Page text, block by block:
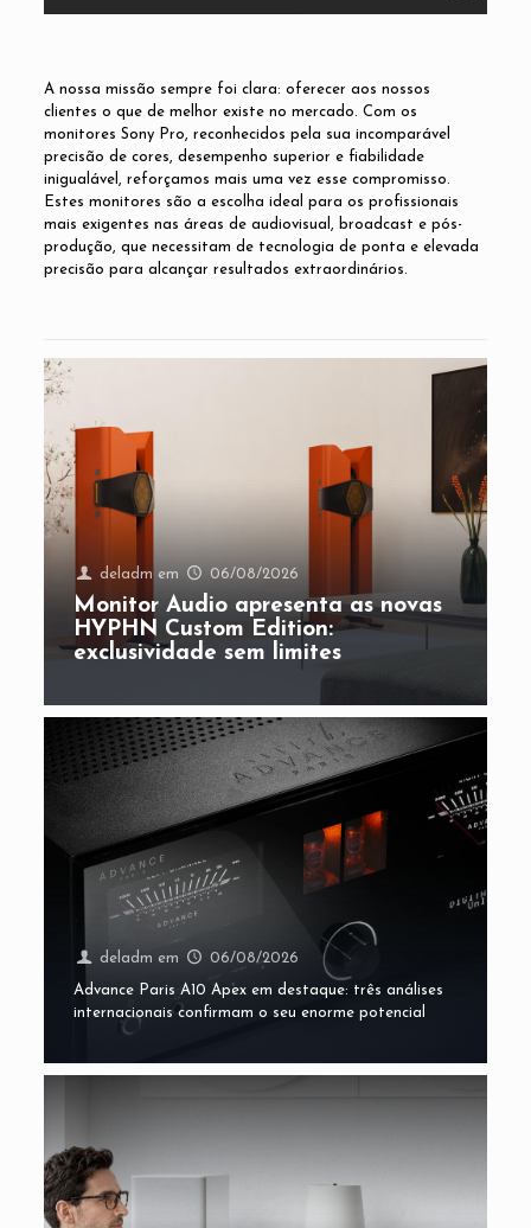
A nossa missão sempre foi clara: oferecer aos nossos
clientes o que de melhor existe no mercado. Com os
monitores Sony Pro, reconhecidos pela sua incomparável
precisão de cores, desempenho superior e fiabilidade
inigualável, reforçamos mais uma vez esse compromisso.
Estes monitores são a escolha ideal para os profissionais
mais exigentes nas áreas de audiovisual, broadcast e pós-
produção, que necessitam de tecnologia de ponta e elevada
precisão para alcançar resultados extraordinários.
deladm em 06/08/2026
Monitor Audio apresenta as novas
HYPHN Custom Edition:
exclusividade sem limites
deladm em 06/08/2026
Advance Paris A10 Apex em destaque: três análises
internacionais confirmam o seu enorme potencial